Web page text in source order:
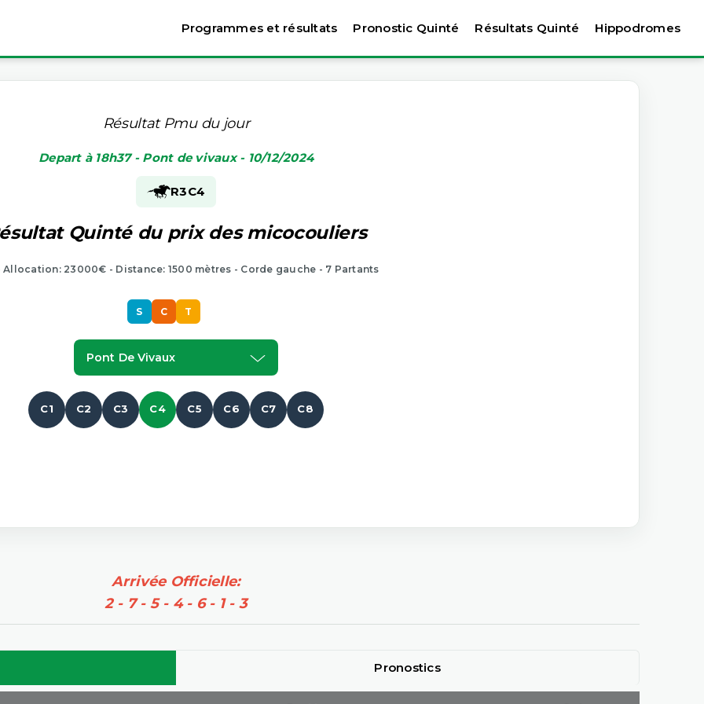
Programmes et résultats Pronostic Quinté Résultats Quinté Hippodromes
Résultat Pmu du jour
Depart à 18h37 - Pont de vivaux - 10/12/2024
R3C4
Quinté du prix des micocouliers
Allocation: 23000€ - Distance: 1500 mètres - Corde gauche - 7 Partants
S C T
Pont De Vivaux
C1 C2 C3 C4 C5 C6 C7 C8
Arrivée Officielle:
2 - 7 - 5 - 4 - 6 - 1 - 3
Pronostics